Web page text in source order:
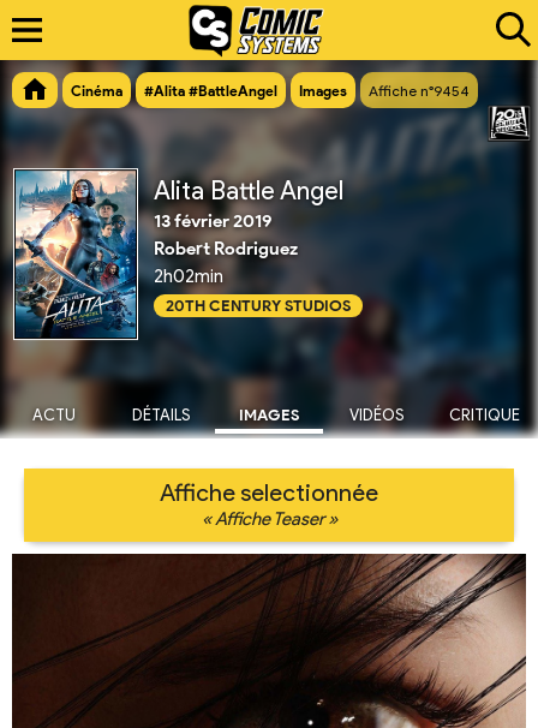
Cinéma #Alita #BattleAngel Images Affiche n°9454
Alita Battle Angel
13 février 2019
Robert Rodriguez
2h02min
20TH CENTURY STUDIOS
ACTU DÉTAILS IMAGES VIDÉOS CRITIQUE
Affiche selectionnée
« Affiche Teaser »